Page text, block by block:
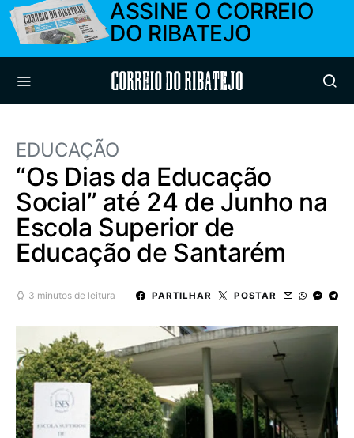
ASSINE O CORREIO
DO RIBATEJO
Correio do Ribatejo
EDUCAÇÃO
“Os Dias da Educação
Social” até 24 de Junho na
Escola Superior de
Educação de Santarém
3 minutos de leitura PARTILHAR POSTAR